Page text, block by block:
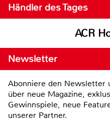
Händler des Tages
ACR
Newsletter
Abonniere den Newsletter
über neue Magazine,
Gewinnspiele, neue
unserer Partner.